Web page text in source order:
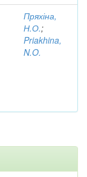
Пряхіна,
Н.О.;
Priakhina,
N.O.